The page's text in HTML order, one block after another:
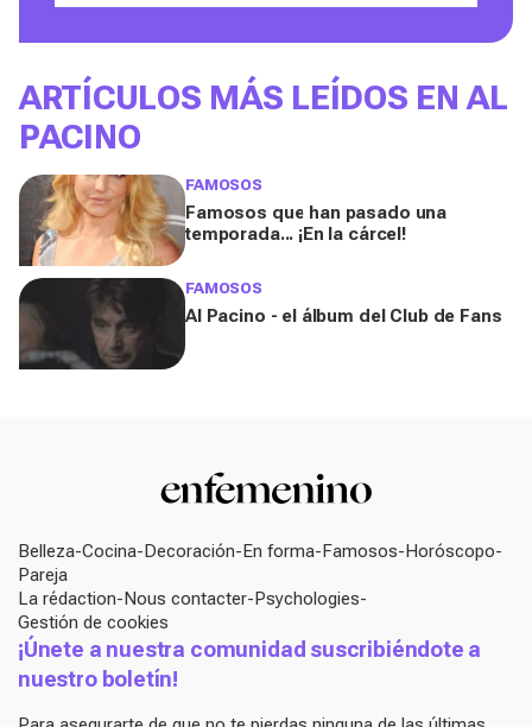
ARTÍCULOS MÁS LEÍDOS EN AL
PACINO
FAMOSOS
Famosos que han pasado una
temporada... ¡En la cárcel!
FAMOSOS
Al Pacino - el álbum del Club de Fans
Belleza Cocina Decoración En forma Famosos Horóscopo
Pareja
La rédaction Nous contacter Psychologies
Gestión de cookies
¡Únete a nuestra comunidad suscribiéndote a
nuestro boletín!